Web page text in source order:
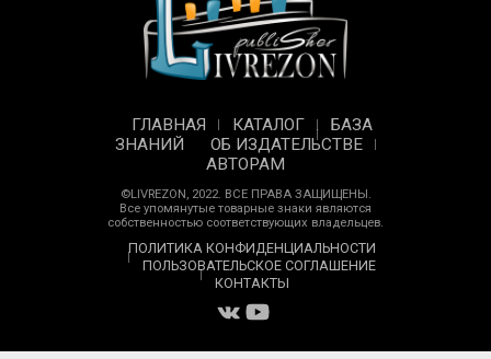
ГЛАВНАЯ КАТАЛОГ
БАЗА
ЗНАНИЙ
ОБ ИЗДАТЕЛЬСТВЕ
АВТОРАМ
©LIVREZON, 2022. ВСЕ ПРАВА ЗАЩИЩЕНЫ.
Все упомянутые товарные знаки являются
собственностью соответствующих владельцев.
ПОЛИТИКА КОНФИДЕНЦИАЛЬНОСТИ
ПОЛЬЗОВАТЕЛЬСКОЕ СОГЛАШЕНИЕ
КОНТАКТЫ